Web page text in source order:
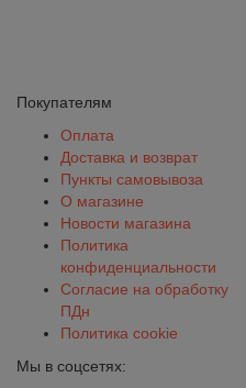
Покупателям
Оплата
Доставка и возврат
Пункты самовывоза
О магазине
Новости магазина
Политика
конфиденциальности
Согласие на обработку
ПДн
Политика cookie
Мы в соцсетях: